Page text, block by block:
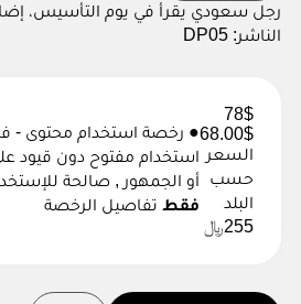
رجل سعودي يقرأ في يوم التأسيس،
الناشر: DP05
78$
68.00$
السعر
حسب
البلد
255﷼
● رخصة استخدام محتوى -
استخدام مفتوح دون قيود
أو الجمهور , صالحة
فقط تفاصيل الرخصة